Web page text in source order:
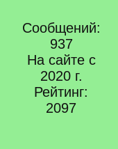
Сообщений:
937
На сайте с
2020 г.
Рейтинг:
2097